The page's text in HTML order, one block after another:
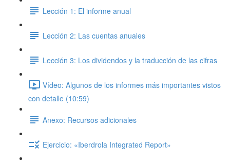
Lección 1: El informe anual
Lección 2: Las cuentas anuales
Lección 3: Los dividendos y la traducción de las cifras
Vídeo: Algunos de los informes más importantes vistos
con detalle (10:59)
Anexo: Recursos adicionales
Ejercicio: «Iberdrola Integrated Report»